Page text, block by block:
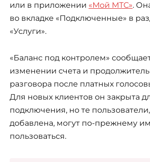
или в приложении «Мой МТС».
во вкладке «Подключенные» в
«Услуги».
«Баланс под контролем»
изменении счета и
разговора после платных
Для новых клиентов он закрыта
подключения, но те
добавлена, могут по-прежнему им
пользоваться.